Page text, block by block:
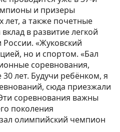
и призеры
лет, а также почетные
в развитие легкой
«Жуковский
но и спортом. «Бал
соревнования,
лет. Будучи ребёнком, я
сюда приезжали
соревнования важны
поколения
олимпийский чемпион